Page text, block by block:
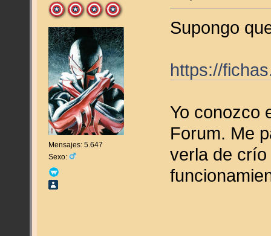
Mensajes: 5.647
Sexo:
Supongo
https://
Yo conozco
Forum. Me
verla de